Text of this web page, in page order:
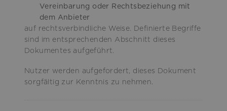
Vereinbarung oder Rechtsbeziehung mit
dem Anbieter
auf rechtsverbindliche Weise. Definierte Begriffe
sind im entsprechenden Abschnitt dieses
Dokumentes aufgeführt.
Nutzer werden aufgefordert, dieses Dokument
sorgfältig zur Kenntnis zu nehmen.